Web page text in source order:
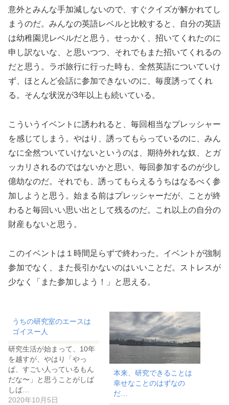
意外とみんな手加減しないので、すぐクイズが解かれてし
まうのだ。みんなの英語レベルと比較すると、自分の英語
は幼稚園児レベルだと思う。せっかく、招いてくれたのに
申し訳ないな、と思いつつ、それでもまた招いてくれるの
だと思う。ラボ旅行に行った時も、全然英語についていけ
ず、ほとんど会話に参加できないのに、毎度誘ってくれ
る。そんな状況が3年以上も続いている。
こういうイベントに誘われると、毎回相当なプレッシャー
を感じてしまう。やはり、誘ってもらっているのに、みん
なに全然ついていけないというのは、期待外れな奴、とガ
ッカリされるのではないかと思い、毎回参加するのが少し
億劫なのだ。それでも、誘ってもらえるうちはなるべく参
加しようと思う。始まる前はプレッシャーだが、ことが終
わると毎回いい思い出として残るのだ。これ以上の自分の
財産もないと思う。
このイベントは１時間足らずで終わった。イベントが強制
参加でなく、また長引かないのはいいことだ。ストレスが
少なく「また参加しよう！」と思える。
うちの研究室のエースは
ゴイスー人
研究生活が始まって、10年
を越すが、やはり「やっ
ぱ、すごい人っているもん
だな〜」と思うことがしば
しば…
2020年10月5日
本来、研究できることは
幸せなことのはずなの
だ…